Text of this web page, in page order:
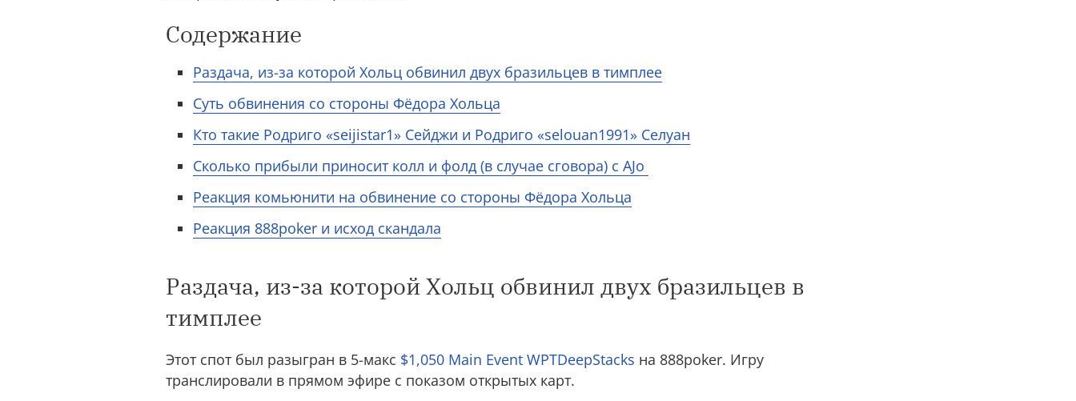
Содержание
Раздача, из-за которой Хольц обвинил двух бразильцев в тимплее
Суть обвинения со стороны Фёдора Хольца
Кто такие Родриго «seijistar1» Сейджи и Родриго «selouan1991» Селуан
Сколько прибыли приносит колл и фолд (в случае сговора) с AJo
Реакция комьюнити на обвинение со стороны Фёдора Хольца
Реакция 888poker и исход скандала
Раздача, из-за которой Хольц обвинил двух бразильцев в
тимплее
Этот спот был разыгран в 5-макс $1,050 Main Event WPTDeepStacks на 888poker. Игру
транслировали в прямом эфире с показом открытых карт.